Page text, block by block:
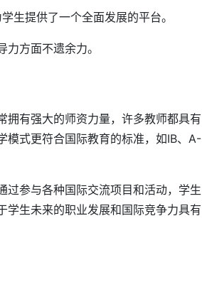
生提供了一个全面发展的平台。
方面不遗余力。
拥有强大的师资力量，许多教师都具有
模式更符合国际教育的标准，如IB、A-
过参与各种国际交流项目和活动，学生
学生未来的职业发展和国际竞争力具有